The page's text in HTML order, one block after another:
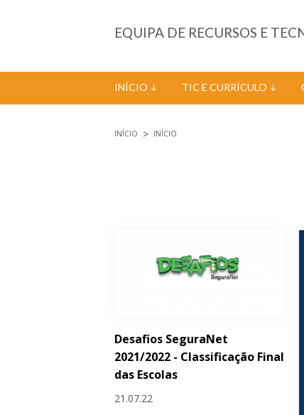
EQUIPA DE RECURSOS E
INÍCIO TIC E CURRÍCULO
INÍCIO INÍCIO
Desafios SeguraNet
2021/2022 - Classificação Final
das Escolas
21.07.22
Páginas